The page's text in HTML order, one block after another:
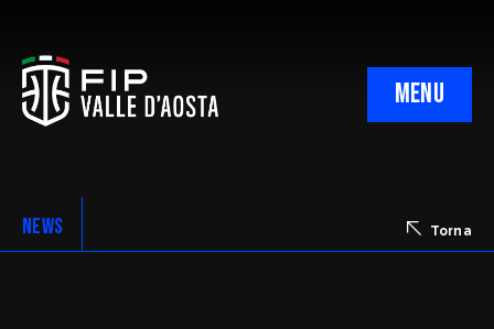
CNA REGIONALE
CIA REGIONALE
MENU
NEWS Torna